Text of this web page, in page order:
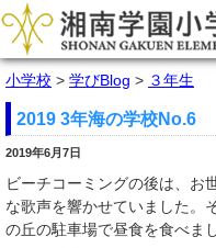
小学校 > 学びBlog > ３年生
2019 3年海の学校No.6
2019年6月7日
ビーチコーミングの後は、お
な歌声を響かせていました。
の丘の駐車場で昼食を食べまし